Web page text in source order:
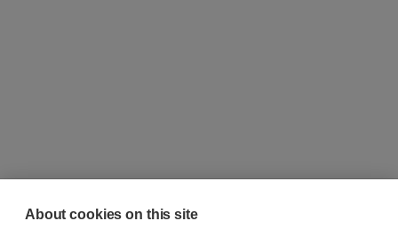
About cookies on this site